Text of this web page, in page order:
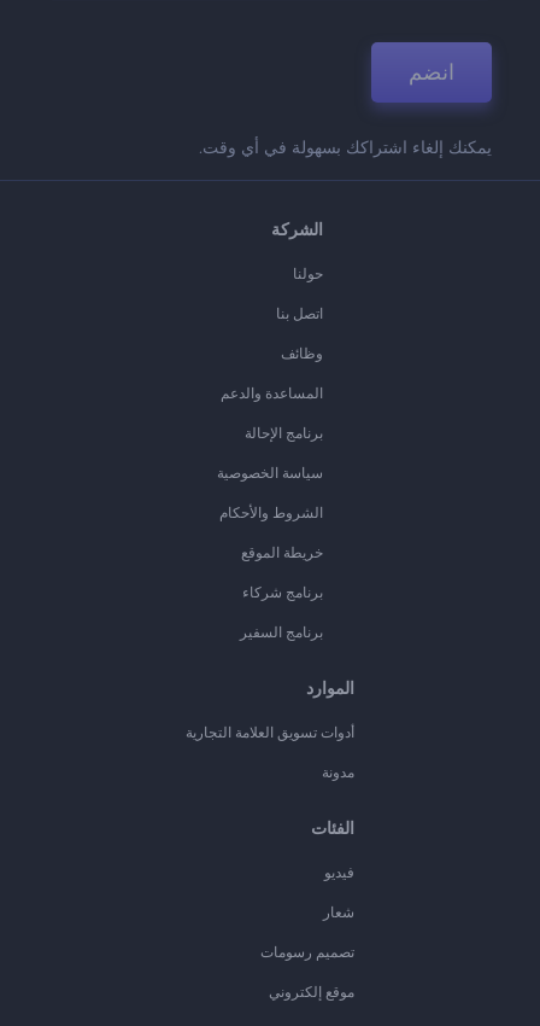
انضم
يمكنك إلغاء اشتراكك بسهولة في أي وقت.
الشركة
حولنا
اتصل بنا
وظائف
المساعدة والدعم
برنامج الإحالة
سياسة الخصوصية
الشروط والأحكام
خريطة الموقع
برنامج شركاء
برنامج السفير
الموارد
أدوات تسويق العلامة التجارية
مدونة
الفئات
فيديو
شعار
تصميم رسومات
موقع إلكتروني